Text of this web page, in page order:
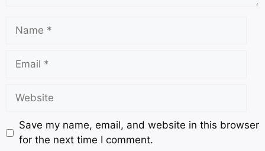
Save my name, email, and website in this browser
for the next time I comment.